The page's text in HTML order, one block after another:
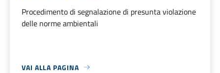
Procedimento di segnalazione di presunta violazione
delle norme ambientali
VAI ALLA PAGINA